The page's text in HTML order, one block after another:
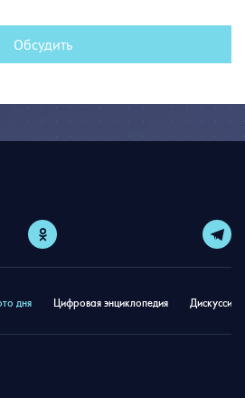
Обсудить
дня Цифровая энциклопедия